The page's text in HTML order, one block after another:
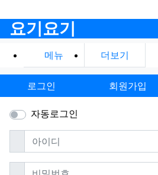
요기요기
메뉴 더보기
로그인 회원가입
자동로그인
아이디필수
비밀번호필수